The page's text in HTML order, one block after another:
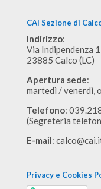
CAI Sezione di
Indirizzo:
Via Indipendenza
23885 Calco (LC)
Apertura sede:
martedì / venerdì,
Telefono:
(Segreteria
E-mail:
Privacy e Cookies